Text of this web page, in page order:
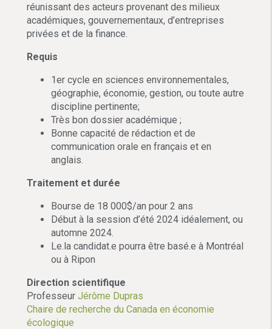
réunissant des acteurs provenant des milieux
académiques, gouvernementaux, d’entreprises
privées et de la finance.
Requis
1er cycle en sciences environnementales,
géographie, économie, gestion, ou toute autre
discipline pertinente;
Très bon dossier académique ;
Bonne capacité de rédaction et de
communication orale en français et en
anglais.
Traitement et durée
Bourse de 18 000$/an pour 2 ans
Début à la session d’été 2024 idéalement, ou
automne 2024.
Le.la candidat.e pourra être basé.e à Montréal
ou à Ripon
Direction scientifique
ProfesseurJérôme Dupras
Chaire de recherche du Canada en économie
écologique